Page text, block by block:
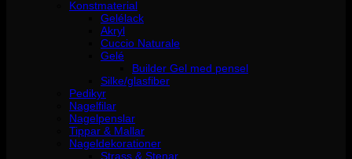
Konstmaterial
Gelélack
Akryl
Cuccio Naturale
Gelé
Builder Gel med pensel
Silke/glasfiber
Pedikyr
Nagelfilar
Nagelpenslar
Tippar & Mallar
Nageldekorationer
Strass & Stenar